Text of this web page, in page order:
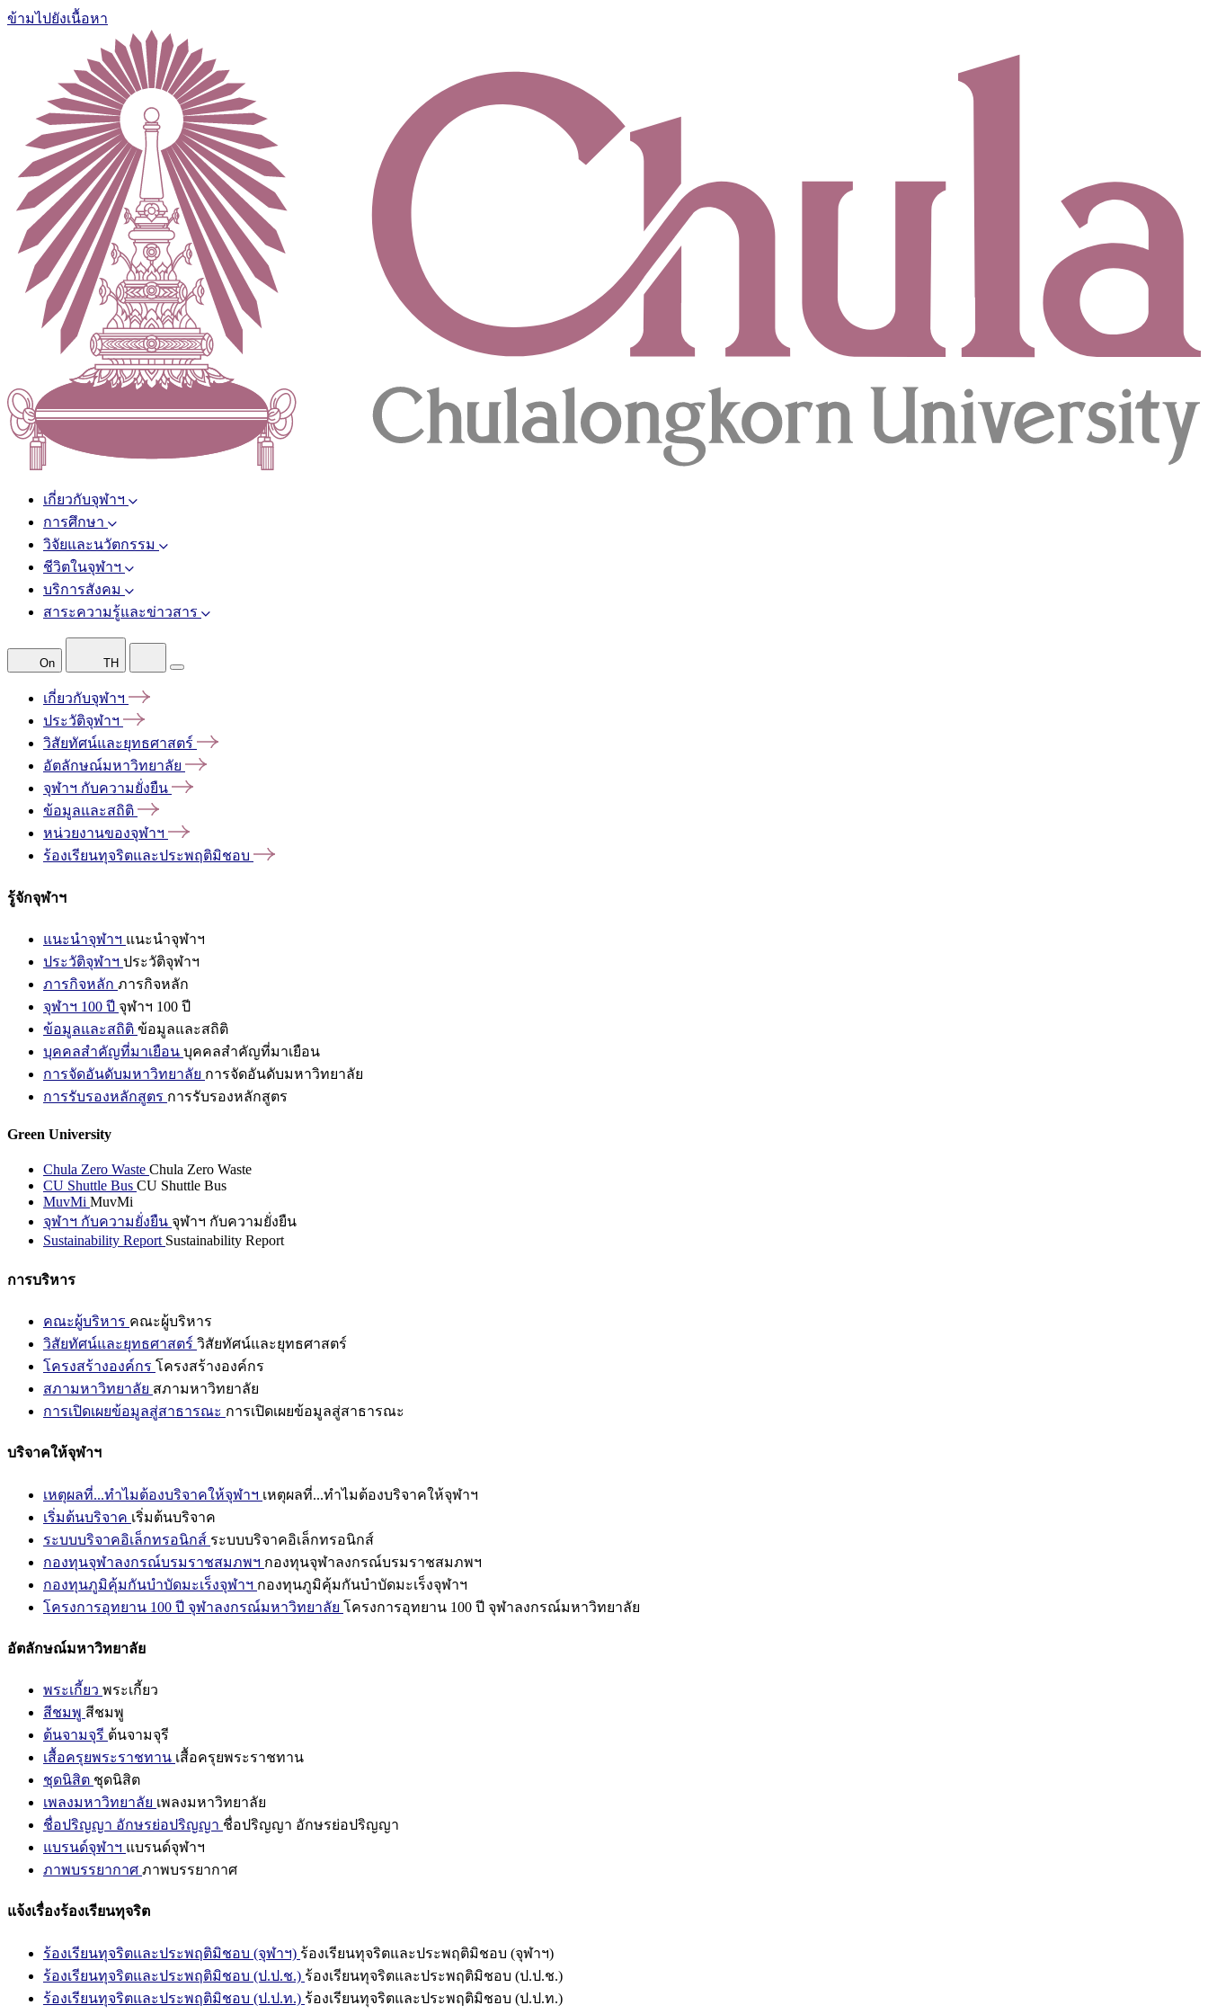
ข้ามไปยังเนื้อหา
เกี่ยวกับจุฬาฯ
การศึกษา
วิจัยและนวัตกรรม
ชีวิตในจุฬาฯ
บริการสังคม
สาระความรู้และข่าวสาร
On TH
เกี่ยวกับจุฬาฯ
ประวัติจุฬาฯ
วิสัยทัศน์และยุทธศาสตร์
อัตลักษณ์มหาวิทยาลัย
จุฬาฯ กับความยั่งยืน
ข้อมูลและสถิติ
หน่วยงานของจุฬาฯ
ร้องเรียนทุจริตและประพฤติมิชอบ
รู้จักจุฬาฯ
แนะนำจุฬาฯ แนะนำจุฬาฯ
ประวัติจุฬาฯ ประวัติจุฬาฯ
ภารกิจหลัก ภารกิจหลัก
จุฬาฯ 100 ปี จุฬาฯ 100 ปี
ข้อมูลและสถิติ ข้อมูลและสถิติ
บุคคลสำคัญที่มาเยือน บุคคลสำคัญที่มาเยือน
การจัดอันดับมหาวิทยาลัย การจัดอันดับมหาวิทยาลัย
การรับรองหลักสูตร การรับรองหลักสูตร
Green University
Chula Zero Waste Chula Zero Waste
CU Shuttle Bus CU Shuttle Bus
MuvMi MuvMi
จุฬาฯ กับความยั่งยืน จุฬาฯ กับความยั่งยืน
Sustainability Report Sustainability Report
การบริหาร
คณะผู้บริหาร คณะผู้บริหาร
วิสัยทัศน์และยุทธศาสตร์ วิสัยทัศน์และยุทธศาสตร์
โครงสร้างองค์กร โครงสร้างองค์กร
สภามหาวิทยาลัย สภามหาวิทยาลัย
การเปิดเผยข้อมูลสู่สาธารณะ การเปิดเผยข้อมูลสู่สาธารณะ
บริจาคให้จุฬาฯ
เหตุผลที่...ทำไมต้องบริจาคให้จุฬาฯ เหตุผลที่...ทำไมต้องบริจาคให้จุฬาฯ
เริ่มต้นบริจาค เริ่มต้นบริจาค
ระบบบริจาคอิเล็กทรอนิกส์ ระบบบริจาคอิเล็กทรอนิกส์
กองทุนจุฬาลงกรณ์บรมราชสมภพฯ กองทุนจุฬาลงกรณ์บรมราชสมภพฯ
กองทุนภูมิคุ้มกันบำบัดมะเร็งจุฬาฯ กองทุนภูมิคุ้มกันบำบัดมะเร็งจุฬาฯ
โครงการอุทยาน 100 ปี จุฬาลงกรณ์มหาวิทยาลัย โครงการอุทยาน 100 ปี จุฬาลงกรณ์มหาวิทยาลัย
อัตลักษณ์มหาวิทยาลัย
พระเกี้ยว พระเกี้ยว
สีชมพู สีชมพู
ต้นจามจุรี ต้นจามจุรี
เสื้อครุยพระราชทาน เสื้อครุยพระราชทาน
ชุดนิสิต ชุดนิสิต
เพลงมหาวิทยาลัย เพลงมหาวิทยาลัย
ชื่อปริญญา อักษรย่อปริญญา ชื่อปริญญา อักษรย่อปริญญา
แบรนด์จุฬาฯ แบรนด์จุฬาฯ
ภาพบรรยากาศ ภาพบรรยากาศ
แจ้งเรื่องร้องเรียนทุจริต
ร้องเรียนทุจริตและประพฤติมิชอบ (จุฬาฯ) ร้องเรียนทุจริตและประพฤติมิชอบ (จุฬาฯ)
ร้องเรียนทุจริตและประพฤติมิชอบ (ป.ป.ช.) ร้องเรียนทุจริตและประพฤติมิชอบ (ป.ป.ช.)
ร้องเรียนทุจริตและประพฤติมิชอบ (ป.ป.ท.) ร้องเรียนทุจริตและประพฤติมิชอบ (ป.ป.ท.)